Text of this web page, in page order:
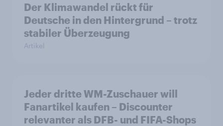
Der Klimawandel rückt für
Deutsche in den Hintergrund – trotz
stabiler Überzeugung
Artikel
Jeder dritte WM-Zuschauer will
Fanartikel kaufen – Discounter
relevanter als DFB- und FIFA-Shops